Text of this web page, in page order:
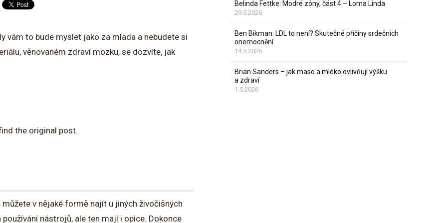
vám to bude myslet jako za mlada a nebudete si
věnovaném zdraví mozku, se dozvíte, jak
the original post.
v nějaké formě najít u jiných živočišných
nástrojů, ale ten mají i opice. Dokonce
Belinda Fettke: Modré zóny, část 4 – Loma Linda
29.5.2026
Ben Bikman: LDL to není? Skutečné příčiny srdečních
onemocnění
14.5.2026
Brian Sanders – jak maso a mléko ovlivňují výšku
a zdraví
1.5.2026